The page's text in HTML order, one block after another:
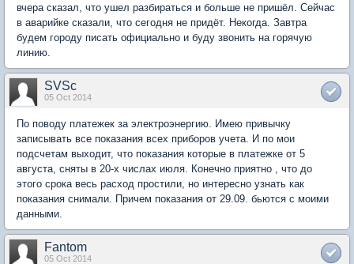
вчера сказал, что ушел разбираться и больше не пришёл. Сейчас
в аварийке сказали, что сегодня не придёт. Некогда. Завтра
будем городу писать официально и буду звонить на горячую
линию.
SVSc
05 Oct 2014
По поводу платежек за электроэнергию. Имею привычку
записывать все показания всех приборов учета. И по мои
подсчетам выходит, что показания которые в платежке от 5
августа, сняты в 20-х числах июля. Конечно приятно , что до
этого срока весь расход простили, но интересно узнать как
показания снимали. Причем показания от 29.09. бьются с моими
данными.
Fantom
05 Oct 2014